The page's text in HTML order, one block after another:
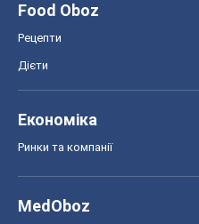
Food Oboz
Рецепти
Дієти
Економіка
Ринки та компанії
MedOboz